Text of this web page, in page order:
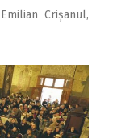
Crișanul,